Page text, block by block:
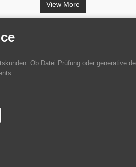
View More
Ob Datei Prüfung oder generative